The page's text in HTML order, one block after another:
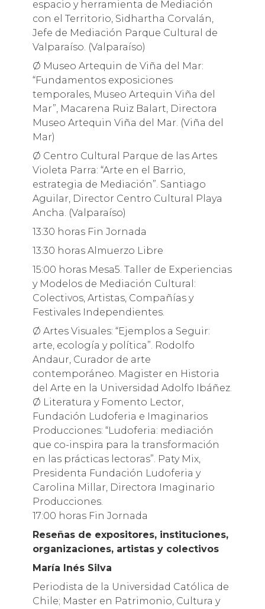
espacio y herramienta de Mediación
con el Territorio, Sidhartha Corvalán,
Jefe de Mediación Parque Cultural de
Valparaíso. (Valparaíso)
Ø Museo Artequin de Viña del Mar:
“Fundamentos exposiciones
temporales, Museo Artequin Viña del
Mar”, Macarena Ruiz Balart, Directora
Museo Artequin Viña del Mar. (Viña del
Mar)
Ø Centro Cultural Parque de las Artes
Violeta Parra: “Arte en el Barrio,
estrategia de Mediación”. Santiago
Aguilar, Director Centro Cultural Playa
Ancha. (Valparaíso)
13:30 horas Fin Jornada
13:30 horas Almuerzo Libre
15:00 horas Mesa5. Taller de Experiencias
y Modelos de Mediación Cultural:
Colectivos, Artistas, Compañías y
Festivales Independientes.
Ø Artes Visuales: “Ejemplos a Seguir:
arte, ecología y política”. Rodolfo
Andaur, Curador de arte
contemporáneo. Magister en Historia
del Arte en la Universidad Adolfo Ibáñez.
Ø Literatura y Fomento Lector,
Fundación Ludoferia e Imaginarios
Producciones: “Ludoferia: mediación
que co-inspira para la transformación
en las prácticas lectoras”. Paty Mix,
Presidenta Fundación Ludoferia y
Carolina Millar, Directora Imaginario
Producciones.
17:00 horas Fin Jornada
Reseñas de expositores, instituciones,
organizaciones, artistas y colectivos
María Inés Silva
Periodista de la Universidad Católica de
Chile; Master en Patrimonio, Cultura y